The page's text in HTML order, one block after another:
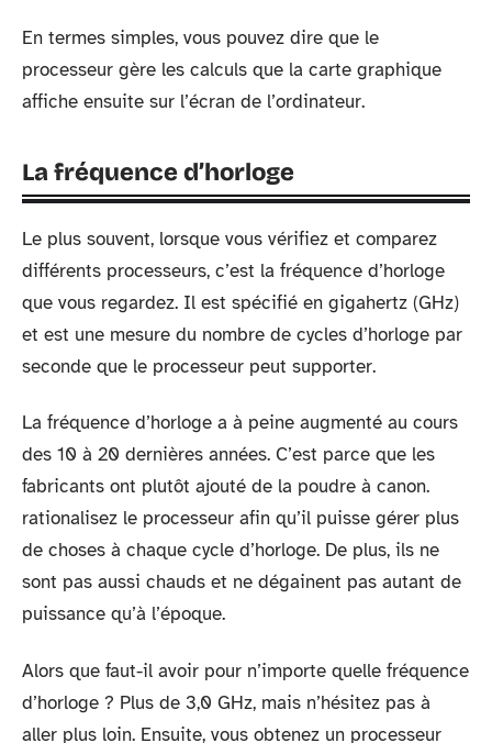
En termes simples, vous pouvez dire que le
processeur gère les calculs que la carte graphique
affiche ensuite sur l’écran de l’ordinateur.
La fréquence d’horloge
Le plus souvent, lorsque vous vérifiez et comparez
différents processeurs, c’est la fréquence d’horloge
que vous regardez. Il est spécifié en gigahertz (GHz)
et est une mesure du nombre de cycles d’horloge par
seconde que le processeur peut supporter.
La fréquence d’horloge a à peine augmenté au cours
des 10 à 20 dernières années. C’est parce que les
fabricants ont plutôt ajouté de la poudre à canon.
rationalisez le processeur afin qu’il puisse gérer plus
de choses à chaque cycle d’horloge. De plus, ils ne
sont pas aussi chauds et ne dégainent pas autant de
puissance qu’à l’époque.
Alors que faut-il avoir pour n’importe quelle fréquence
d’horloge ? Plus de 3,0 GHz, mais n’hésitez pas à
aller plus loin. Ensuite, vous obtenez un processeur